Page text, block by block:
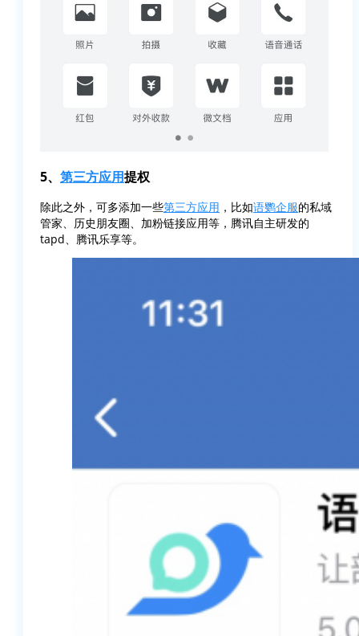
5、 第三方应用提权
除此之外，可多添加一些第三方应用 ，比如语鹦企服的私域
管家、历史朋友圈、加粉链接应用等，腾讯自主研发的
tapd、腾讯乐享等。